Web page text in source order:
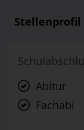
Stellenprofil
Abitur
Fachabi